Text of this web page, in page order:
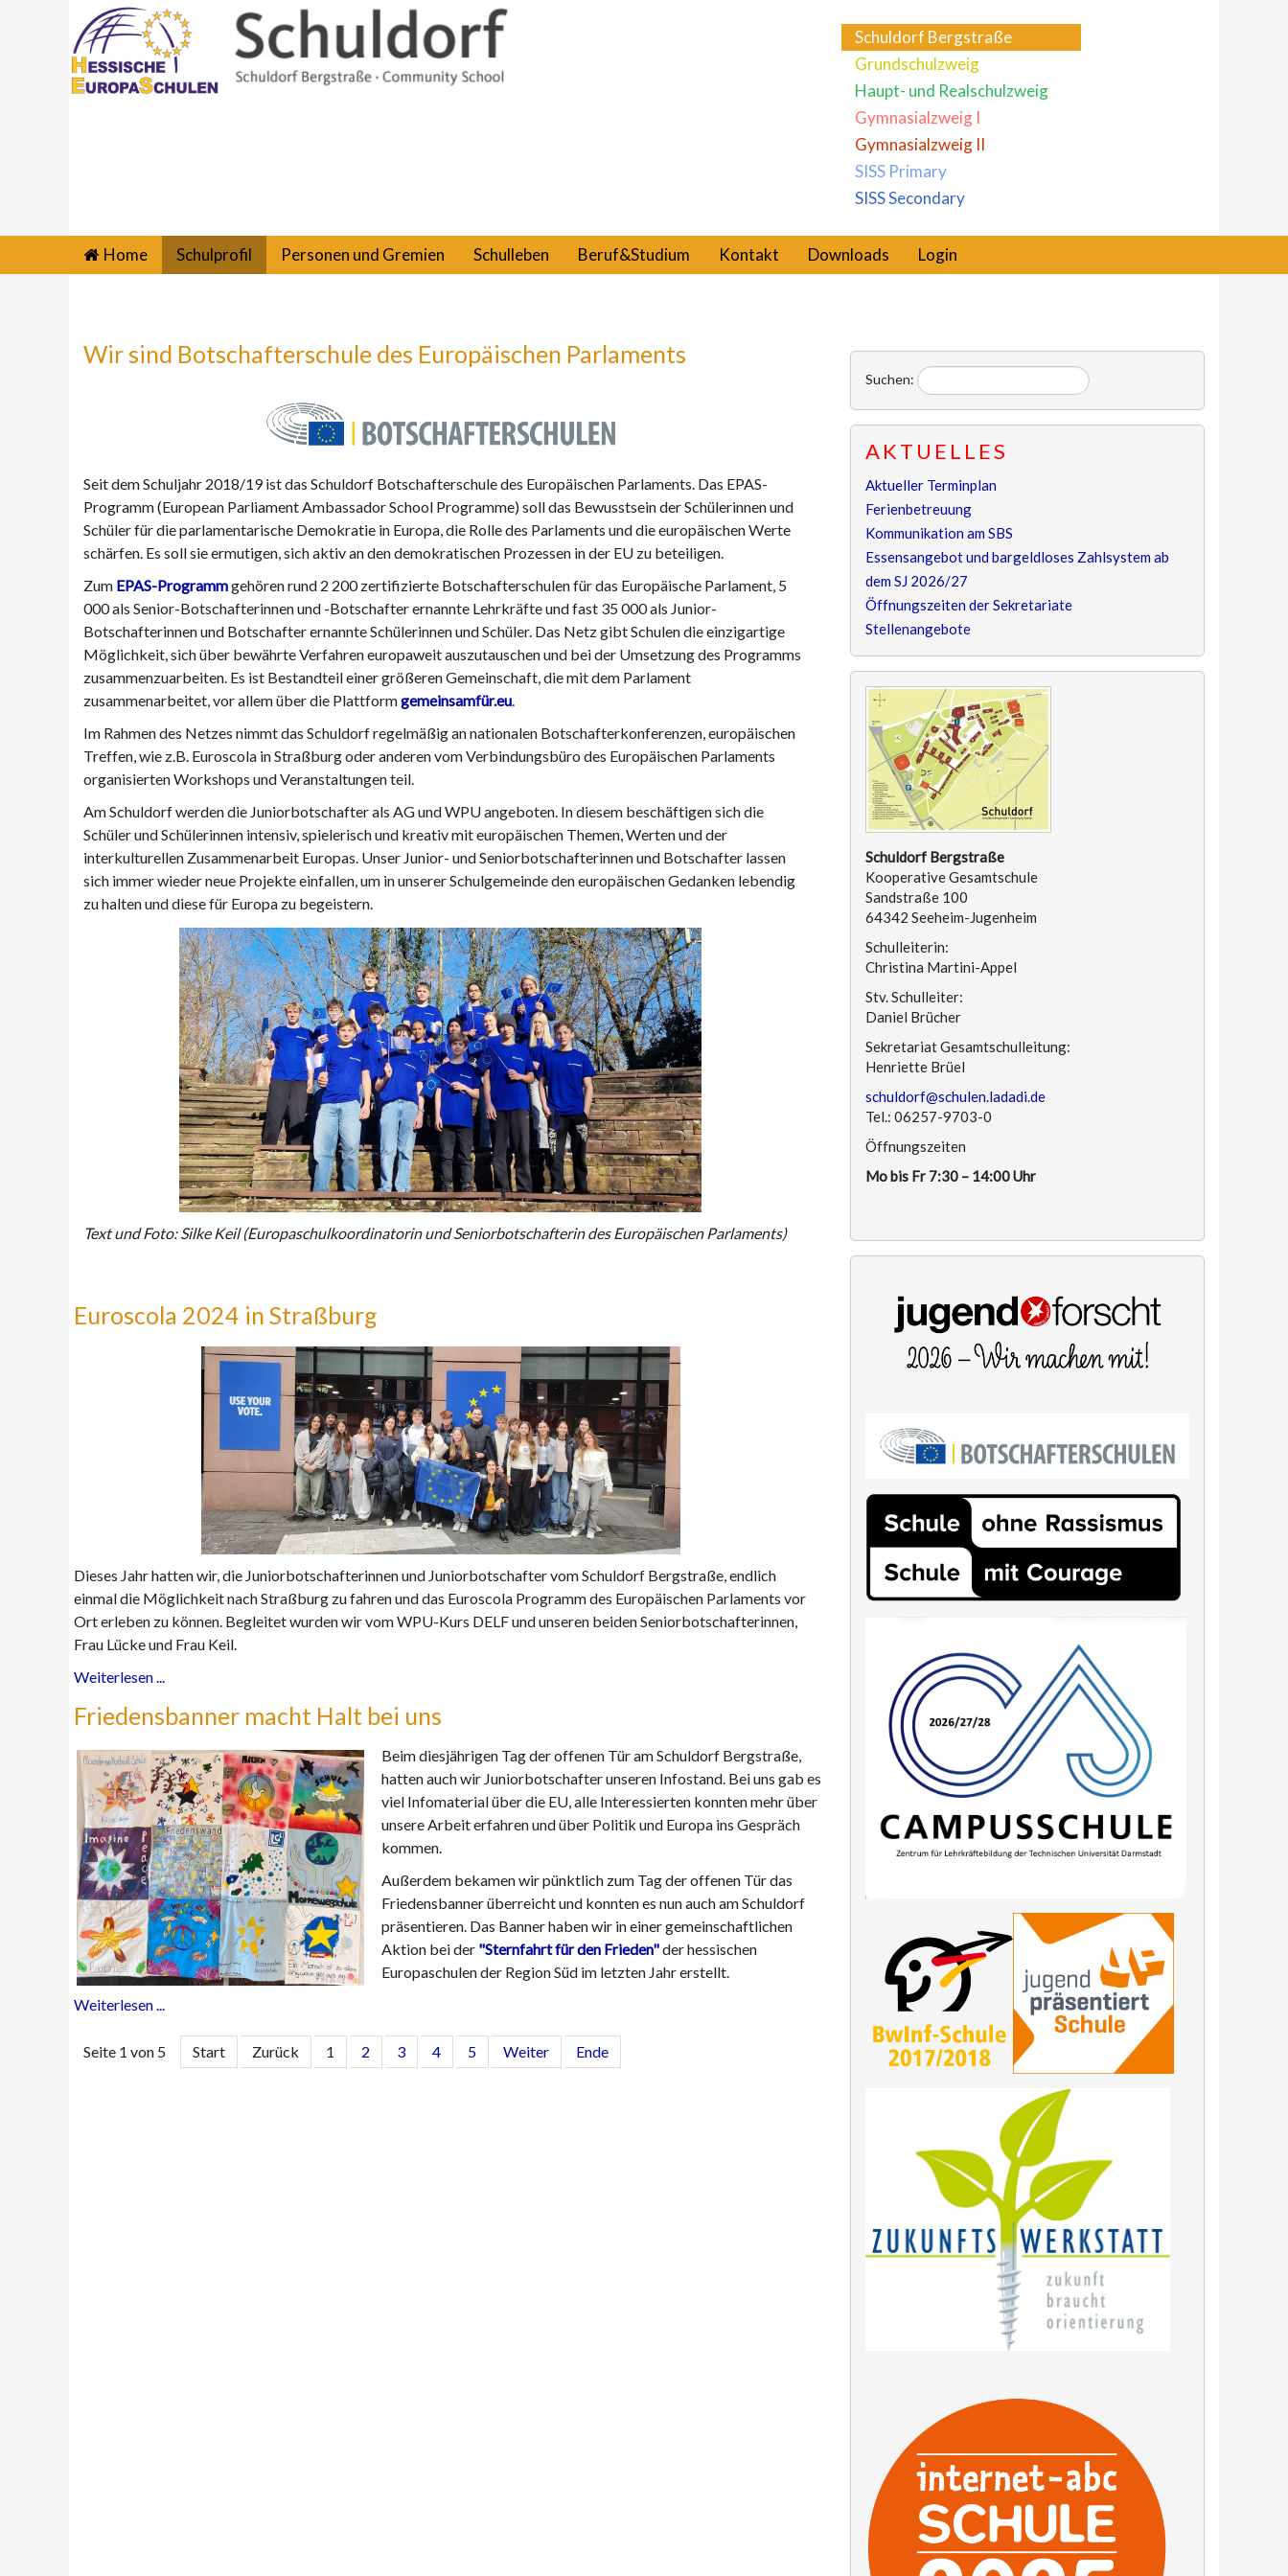
Schuldorf Bergstraße
Grundschulzweig
Haupt- und Realschulzweig
Gymnasialzweig I
Gymnasialzweig II
SISS Primary
SISS Secondary
Home Schulprofil Personen und Gremien Schulleben Beruf&Studium Kontakt Downloads Login
Wir sind Botschafterschule des Europäischen Parlaments
Seit dem Schuljahr 2018/19 ist das Schuldorf Botschafterschule des Europäischen Parlaments. Das EPAS-
Programm (European Parliament Ambassador School Programme) soll das Bewusstsein der Schülerinnen und
Schüler für die parlamentarische Demokratie in Europa, die Rolle des Parlaments und die europäischen Werte
schärfen. Es soll sie ermutigen, sich aktiv an den demokratischen Prozessen in der EU zu beteiligen.
Zum EPAS-Programmgehören rund 2 200 zertifizierte Botschafterschulen für das Europäische Parlament, 5
000 als Senior-Botschafterinnen und -Botschafter ernannte Lehrkräfte und fast 35 000 als Junior-
Botschafterinnen und Botschafter ernannte Schülerinnen und Schüler. Das Netz gibt Schulen die einzigartige
Möglichkeit, sich über bewährte Verfahren europaweit auszutauschen und bei der Umsetzung des Programms
zusammenzuarbeiten. Es ist Bestandteil einer größeren Gemeinschaft, die mit dem Parlament
zusammenarbeitet, vor allem über die Plattformgemeinsamfür.eu.
Im Rahmen des Netzes nimmt das Schuldorf regelmäßig an nationalen Botschafterkonferenzen, europäischen
Treffen, wie z.B. Euroscola in Straßburg oder anderen vom Verbindungsbüro des Europäischen Parlaments
organisierten Workshops und Veranstaltungen teil.
Am Schuldorf werden die Juniorbotschafter als AG und WPU angeboten. In diesem beschäftigen sich die
Schüler und Schülerinnen intensiv, spielerisch und kreativ mit europäischen Themen, Werten und der
interkulturellen Zusammenarbeit Europas. Unser Junior- und Seniorbotschafterinnen und Botschafter lassen
sich immer wieder neue Projekte einfallen, um in unserer Schulgemeinde den europäischen Gedanken lebendig
zu halten und diese für Europa zu begeistern.
Text und Foto: Silke Keil (Europaschulkoordinatorin und Seniorbotschafterin des Europäischen Parlaments)
Euroscola 2024 in Straßburg
Dieses Jahr hatten wir, die Juniorbotschafterinnen und Juniorbotschafter vom Schuldorf Bergstraße, endlich
einmal die Möglichkeit nach Straßburg zu fahren und das Euroscola Programm des Europäischen Parlaments vor
Ort erleben zu können. Begleitet wurden wir vom WPU-Kurs DELF und unseren beiden Seniorbotschafterinnen,
Frau Lücke und Frau Keil.
Weiterlesen ...
Friedensbanner macht Halt bei uns
Beim diesjährigen Tag der offenen Tür am Schuldorf Bergstraße,
hatten auch wir Juniorbotschafter unseren Infostand. Bei uns gab es
viel Infomaterial über die EU, alle Interessierten konnten mehr über
unsere Arbeit erfahren und über Politik und Europa ins Gespräch
kommen.
Außerdem bekamen wir pünktlich zum Tag der offenen Tür das
Friedensbanner überreicht und konnten es nun auch am Schuldorf
präsentieren. Das Banner haben wir in einer gemeinschaftlichen
Aktion bei der "Sternfahrt für den Frieden"der hessischen
Europaschulen der Region Süd im letzten Jahr erstellt.
Weiterlesen ...
Seite 1 von 5 Start Zurück 1 2 3 4 5 Weiter Ende
Suchen:
AKTUELLES
Aktueller Terminplan
Ferienbetreuung
Kommunikation am SBS
Essensangebot und bargeldloses Zahlsystem ab
dem SJ 2026/27
Öffnungszeiten der Sekretariate
Stellenangebote
Schuldorf Bergstraße
Kooperative Gesamtschule
Sandstraße 100
64342 Seeheim-Jugenheim
Schulleiterin:
Christina Martini-Appel
Stv. Schulleiter:
Daniel Brücher
Sekretariat Gesamtschulleitung:
Henriette Brüel
schuldorf@schulen.ladadi.de
Tel.: 06257-9703-0
Öffnungszeiten
Mo bis Fr 7:30 – 14:00 Uhr